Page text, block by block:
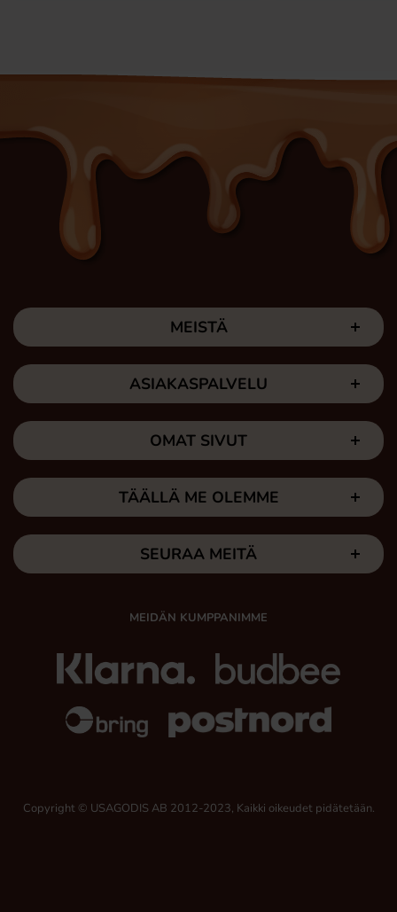
MEISTÄ
ASIAKASPALVELU
OMAT SIVUT
TÄÄLLÄ ME OLEMME
SEURAA MEITÄ
MEIDÄN KUMPPANIMME
Copyright © USAGODIS AB 2012-2023, Kaikki oikeudet pidätetään.